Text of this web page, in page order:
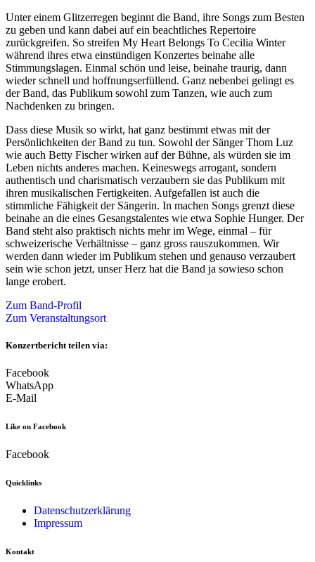
Unter einem Glitzerregen beginnt die Band, ihre Songs zum Besten
zu geben und kann dabei auf ein beachtliches Repertoire
zurückgreifen. So streifen My Heart Belongs To Cecilia Winter
während ihres etwa einstündigen Konzertes beinahe alle
Stimmungslagen. Einmal schön und leise, beinahe traurig, dann
wieder schnell und hoffnungserfüllend. Ganz nebenbei gelingt es
der Band, das Publikum sowohl zum Tanzen, wie auch zum
Nachdenken zu bringen.
Dass diese Musik so wirkt, hat ganz bestimmt etwas mit der
Persönlichkeiten der Band zu tun. Sowohl der Sänger Thom Luz
wie auch Betty Fischer wirken auf der Bühne, als würden sie im
Leben nichts anderes machen. Keineswegs arrogant, sondern
authentisch und charismatisch verzaubern sie das Publikum mit
ihren musikalischen Fertigkeiten. Aufgefallen ist auch die
stimmliche Fähigkeit der Sängerin. In machen Songs grenzt diese
beinahe an die eines Gesangstalentes wie etwa Sophie Hunger. Der
Band steht also praktisch nichts mehr im Wege, einmal – für
schweizerische Verhältnisse – ganz gross rauszukommen. Wir
werden dann wieder im Publikum stehen und genauso verzaubert
sein wie schon jetzt, unser Herz hat die Band ja sowieso schon
lange erobert.
Zum Band-Profil
Zum Veranstaltungsort
Konzertbericht teilen via:
Facebook
WhatsApp
E-Mail
Like on Facebook
Facebook
Quicklinks
Datenschutzerklärung
Impressum
Kontakt